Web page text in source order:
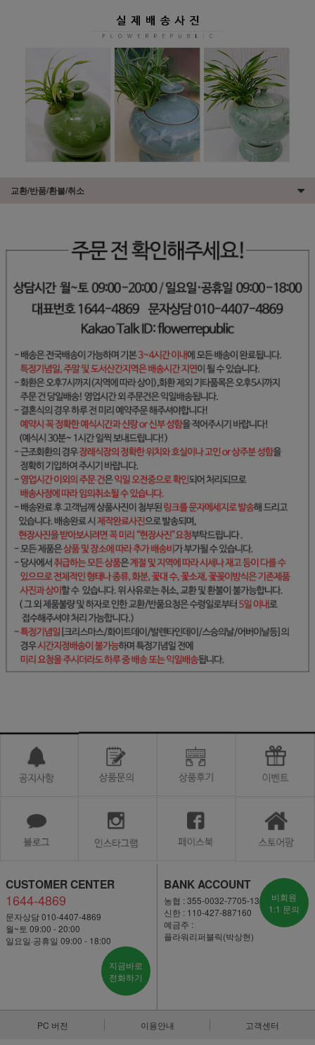
교환/반품/환불/취소
CUSTOMER CENTER
1644-4869
문자상담 010-4407-4869
월~토 09:00 - 20:00
일요일·공휴일 09:00 - 18:00
지금바로
전화하기
BANK ACCOUNT
농협 : 355-0032-7705-13
신한 : 110-427-887160
예금주 :
플라워리퍼블릭(박상현)
비회원
1:1 문의
PC 버전 이용안내 고객센터